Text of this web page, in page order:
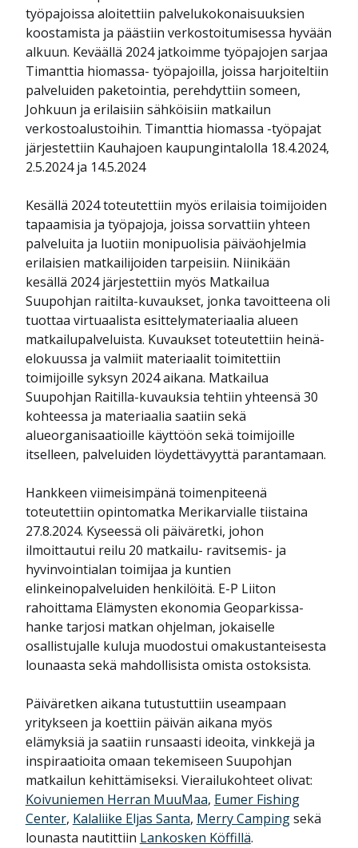
työpajoissa aloitettiin palvelukokonaisuuksien
koostamista ja päästiin verkostoitumisessa hyvään
alkuun. Keväällä 2024 jatkoimme työpajojen sarjaa
Timanttia hiomassa- työpajoilla, joissa harjoiteltiin
palveluiden paketointia, perehdyttiin someen,
Johkuun ja erilaisiin sähköisiin matkailun
verkostoalustoihin. Timanttia hiomassa -työpajat
järjestettiin Kauhajoen kaupungintalolla 18.4.2024,
2.5.2024 ja 14.5.2024
Kesällä 2024 toteutettiin myös erilaisia toimijoiden
tapaamisia ja työpajoja, joissa sorvattiin yhteen
palveluita ja luotiin monipuolisia päiväohjelmia
erilaisien matkailijoiden tarpeisiin. Niinikään
kesällä 2024 järjestettiin myös Matkailua
Suupohjan raitilta-kuvaukset, jonka tavoitteena oli
tuottaa virtuaalista esittelymateriaalia alueen
matkailupalveluista. Kuvaukset toteutettiin heinä-
elokuussa ja valmiit materiaalit toimitettiin
toimijoille syksyn 2024 aikana. Matkailua
Suupohjan Raitilla-kuvauksia tehtiin yhteensä 30
kohteessa ja materiaalia saatiin sekä
alueorganisaatioille käyttöön sekä toimijoille
itselleen, palveluiden löydettävyyttä parantamaan.
Hankkeen viimeisimpänä toimenpiteenä
toteutettiin opintomatka Merikarvialle tiistaina
27.8.2024. Kyseessä oli päiväretki, johon
ilmoittautui reilu 20 matkailu- ravitsemis- ja
hyvinvointialan toimijaa ja kuntien
elinkeinopalveluiden henkilöitä. E-P Liiton
rahoittama Elämysten ekonomia Geoparkissa-
hanke tarjosi matkan ohjelman, jokaiselle
osallistujalle kuluja muodostui omakustanteisesta
lounaasta sekä mahdollisista omista ostoksista.
Päiväretken aikana tutustuttiin useampaan
yritykseen ja koettiin päivän aikana myös
elämyksiä ja saatiin runsaasti ideoita, vinkkejä ja
inspiraatioita omaan tekemiseen Suupohjan
matkailun kehittämiseksi. Vierailukohteet olivat:
Koivuniemen Herran MuuMaa, Eumer Fishing
Center, Kalaliike Eljas Santa, Merry Campingsekä
lounasta nautittiin Lankosken Köffillä.